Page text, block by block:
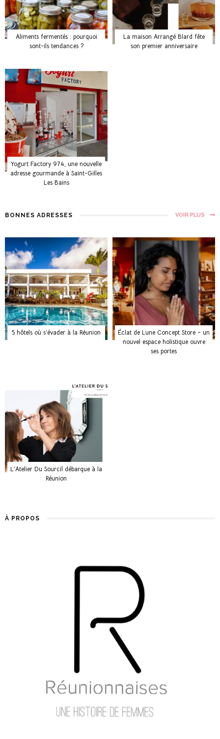
Aliments fermentés : pourquoi
sont-ils tendances ?
La maison Arrangé Blard fête
son premier anniversaire
Yogurt Factory 974, une nouvelle
adresse gourmande à Saint-Gilles
Les Bains
BONNES ADRESSES VOIR PLUS
5 hôtels où s’évader à la Réunion
Éclat de Lune Concept Store – un
nouvel espace holistique ouvre
ses portes
L’Atelier Du Sourcil débarque à la
Réunion
À PROPOS